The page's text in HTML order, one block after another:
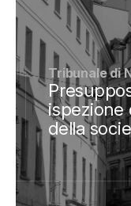
Tribunale di
ispezione
della